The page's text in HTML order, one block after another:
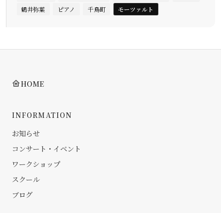
鶴井弥葉
ピアノ 千鳥町 モーツァルト
HOME
INFORMATION
お知らせ
コンサート・イベント
ワークショップ
スクール
ブログ